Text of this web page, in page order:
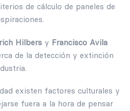
de cálculo de paneles de
Hilbers y Francisco Avila
de la detección y extinción
existen factores culturales y
fuera a la hora de pensar